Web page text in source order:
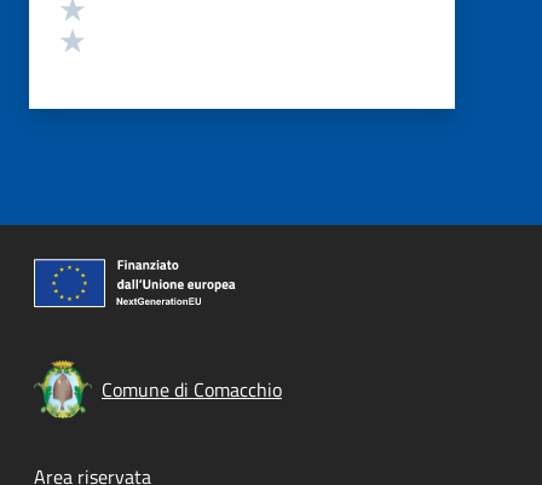
Comune di Comacchio
Area riservata